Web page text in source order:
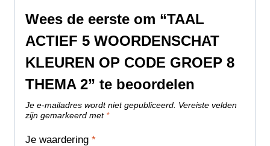
Wees de eerste om “TAAL
ACTIEF 5 WOORDENSCHAT
KLEUREN OP CODE GROEP 8
THEMA 2” te beoordelen
Je e-mailadres wordt niet gepubliceerd. Vereiste velden
zijn gemarkeerd met *
Je waardering *